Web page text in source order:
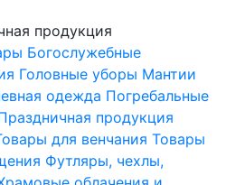
продукция
Богослужебные
Головные уборы Мантии
одежда Погребальные
продукция
для венчания Товары
Футляры, чехлы,